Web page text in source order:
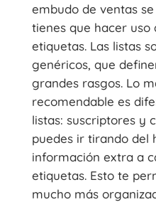
embudo de ventas
tienes que hacer uso
etiquetas. Las listas
genéricos, que
grandes rasgos. Lo
recomendable es
listas: suscriptores y
puedes ir tirando del
información extra a
etiquetas. Esto te
mucho más